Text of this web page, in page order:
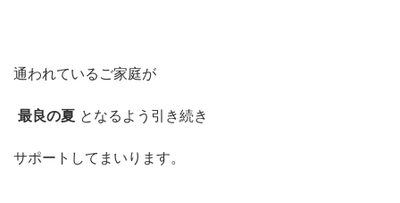
通われているご家庭が
最良の夏 となるよう引き続き
サポートしてまいります。